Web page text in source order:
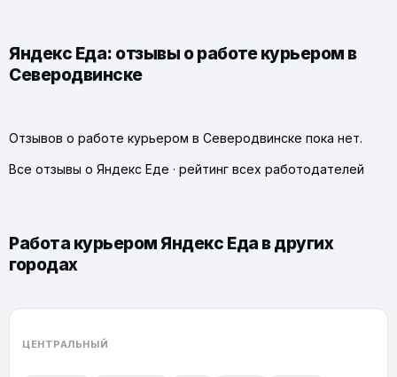
Яндекс Еда: отзывы о работе курьером в
Северодвинске
Отзывов о работе курьером в Северодвинске пока нет.
Все отзывы о Яндекс Еде · рейтинг всех работодателей
Работа курьером Яндекс Еда в других
городах
ЦЕНТРАЛЬНЫЙ